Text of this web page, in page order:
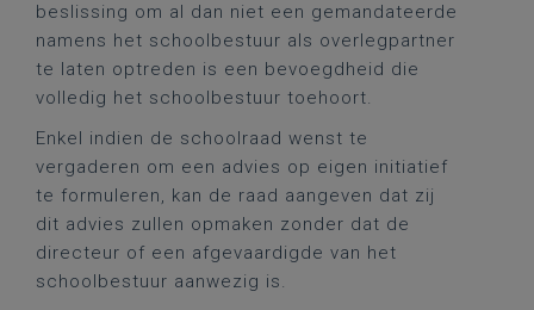
beslissing om al dan niet een gemandateerde
namens het schoolbestuur als overlegpartner
te laten optreden is een bevoegdheid die
volledig het schoolbestuur toehoort.
Enkel indien de schoolraad wenst te
vergaderen om een advies op eigen initiatief
te formuleren, kan de raad aangeven dat zij
dit advies zullen opmaken zonder dat de
directeur of een afgevaardigde van het
schoolbestuur aanwezig is.